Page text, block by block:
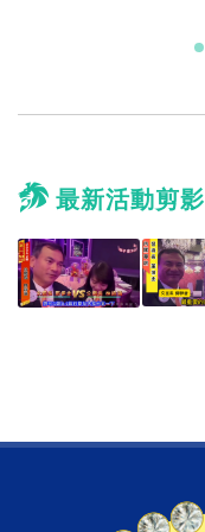
最新活動剪影